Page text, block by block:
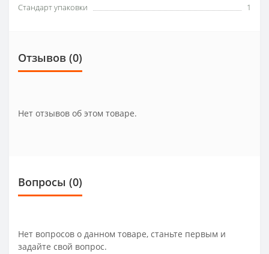
Стандарт упаковки
1
Отзывов (0)
Нет отзывов об этом товаре.
Вопросы (0)
Нет вопросов о данном товаре, станьте первым и
задайте свой вопрос.